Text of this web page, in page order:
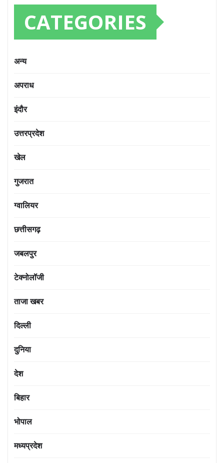
CATEGORIES
अन्य
अपराध
इंदौर
उत्तरप्रदेश
खेल
गुजरात
ग्वालियर
छत्तीसगढ़
जबलपुर
टेक्नोलॉजी
ताजा खबर
दिल्ली
दुनिया
देश
बिहार
भोपाल
मध्यप्रदेश